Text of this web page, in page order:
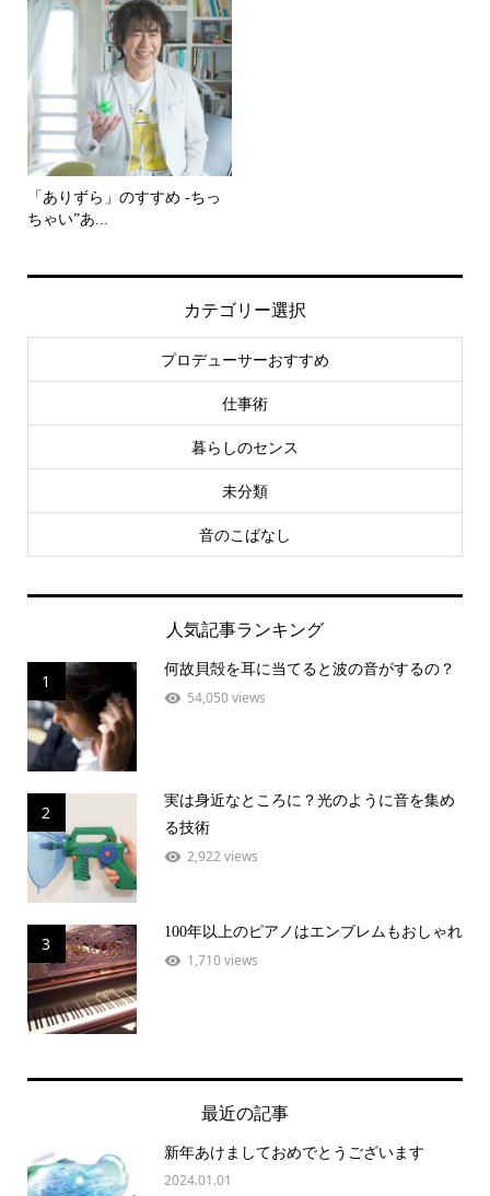
「ありずら」のすすめ -ちっ
ちゃい”あ...
カテゴリー選択
プロデューサーおすすめ
仕事術
暮らしのセンス
未分類
音のこばなし
人気記事ランキング
1
何故貝殻を耳に当てると波の音がするの？
54,050 views
2
実は身近なところに？光のように音を集め
る技術
2,922 views
3
100年以上のピアノはエンブレムもおしゃれ
1,710 views
最近の記事
新年あけましておめでとうございます
2024.01.01